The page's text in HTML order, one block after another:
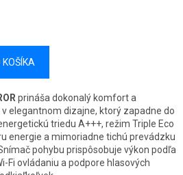
KOŠÍKA
prináša dokonalý komfort a
elegantnom dizajne, ktorý zapadne do
triedu A+++, režim Triple Eco
energie a mimoriadne tichú prevádzku
pohybu prispôsobuje výkon podľa
Fi ovládaniu a podpore hlasových